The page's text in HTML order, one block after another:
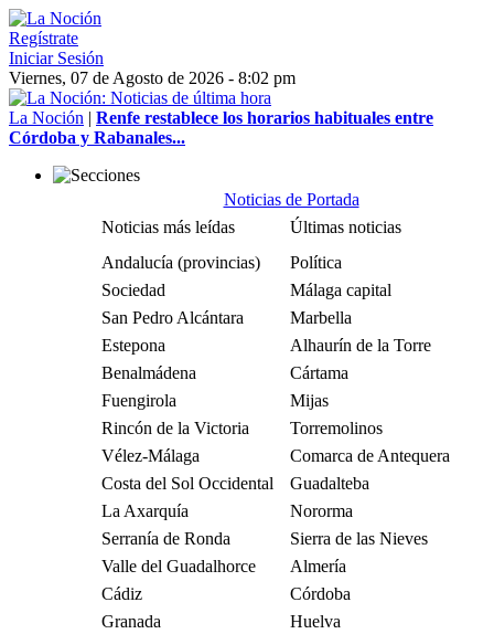
Regístrate
Iniciar Sesión
Viernes, 07 de Agosto de 2026 - 8:02 pm
La Noción | Renfe restablece los horarios habituales entre
Córdoba y Rabanales...
Noticias de Portada
Noticias más leídas
Últimas noticias
Andalucía (provincias)
Política
Sociedad
Málaga capital
San Pedro Alcántara
Marbella
Estepona
Alhaurín de la Torre
Benalmádena
Cártama
Fuengirola
Mijas
Rincón de la Victoria
Torremolinos
Vélez-Málaga
Comarca de Antequera
Costa del Sol Occidental
Guadalteba
La Axarquía
Nororma
Serranía de Ronda
Sierra de las Nieves
Valle del Guadalhorce
Almería
Cádiz
Córdoba
Granada
Huelva